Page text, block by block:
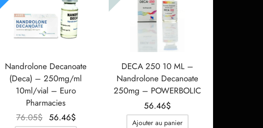
Nandrolone Decanoate
(Deca) – 250mg/ml
10ml/vial – Euro
Pharmacies
76.05$ Le prix
56.46$
DECA 250 10 ML –
Nandrolone Decanoate
250mg – POWERBOLIC
56.46$
Ajouter au panier